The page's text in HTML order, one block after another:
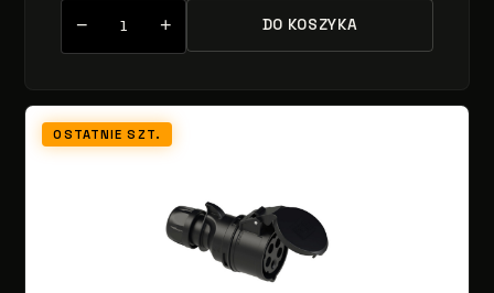
− + DO KOSZYKA
OSTATNIE SZT.